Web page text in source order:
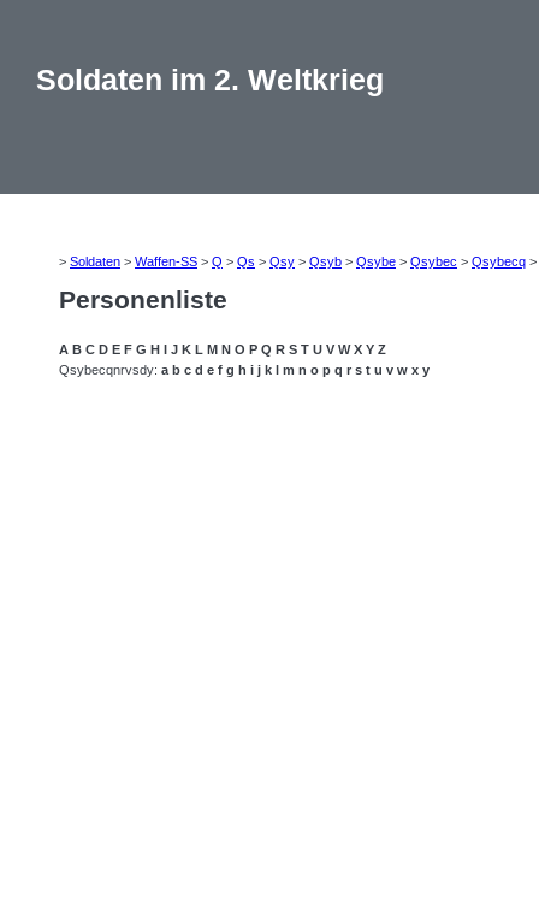
Soldaten im 2. Weltkrieg
> Soldaten > Waffen-SS > Q > Qs > Qsy > Qsyb > Qsybe > Qsybec > Qsybecq >
Personenliste
A B C D E F G H I J K L M N O P Q R S T U V W X Y Z
Qsybecqnrvsdy: a b c d e f g h i j k l m n o p q r s t u v w x y